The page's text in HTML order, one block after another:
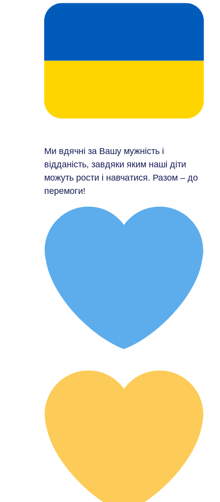
Ми вдячні за Вашу мужність і
відданість, завдяки яким наші діти
можуть рости і навчатися. Разом – до
перемоги!